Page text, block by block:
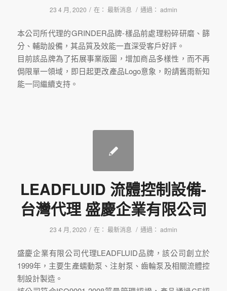
23 4 月, 2020 / 在： 最新消息 / 通過： admin
本公司所代理的GRINDER品牌-樣品前處理粉碎研磨、篩
分、輔助設備，其品質及效能一直深受客戶好評。
目前該品牌為了拓展事業版圖，增加商品多樣性，而不再
侷限單一領域，即日起更改產品Logo意象，盼請舊雨新知
能一同繼續支持。
LEADFLUID 流體控制設備-
台灣代理 盛慶企業有限公司
23 4 月, 2020 / 在： 最新消息 / 通過： admin
盛慶企業有限公司代理LEADFLUID品牌，該公司創立於
1999年，主要生產蠕動泵、注射泵、齒輪泵及相關流體控
制設計製造。